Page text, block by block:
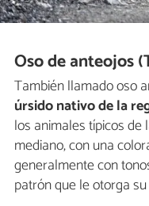
Oso de anteojos
También llamado oso
úrsidonativo de la
los animales típicos
mediano, con una
generalmente con
patrón que le otorga